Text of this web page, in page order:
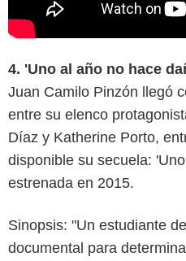
4. 'Uno al año no hace
Juan Camilo Pinzón llegó
entre su elenco
Díaz y Katherine Porto,
disponible su secuela:
estrenada en 2015.
Sinopsis: "Un estudiante
documental para